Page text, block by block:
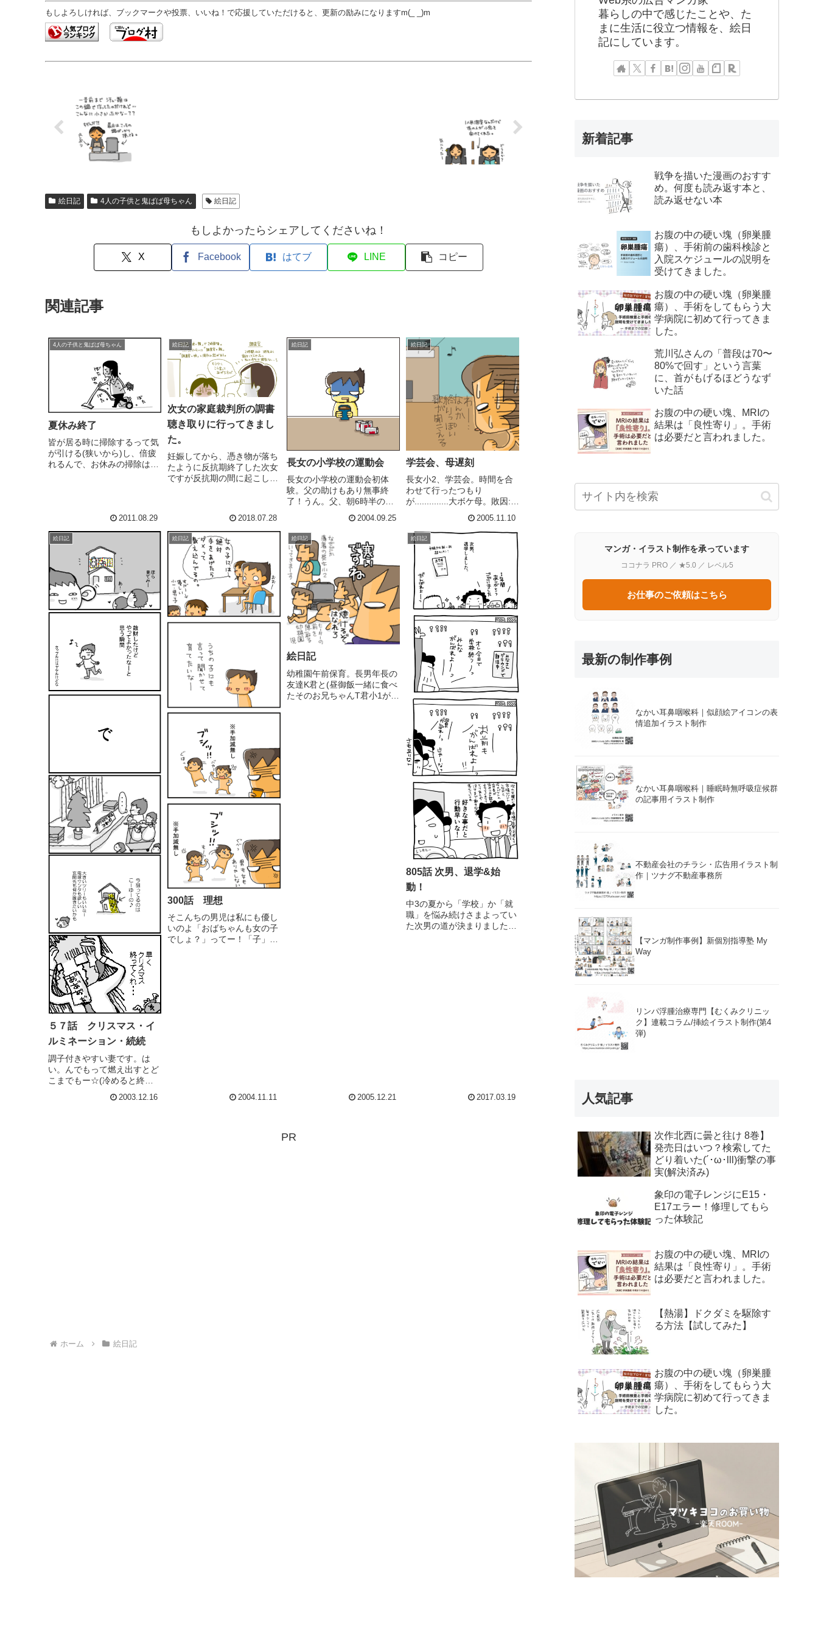
もしよろしければ、ブックマークや投票、いいね！で応援していただけると、更新の励みになりますm(_ _)m
絵日記 4人の子供と鬼ばば母ちゃん 絵日記
もしよかったらシェアしてくださいね！
X Facebook はてブ LINE コピー
関連記事
4人の子供と鬼ばば母ちゃん
夏休み終了
皆が居る時に掃除するって気
が引ける(狭いから)し、倍疲
れるんで、お休みの掃除はサ
2011.08.29
絵日記
次女の家庭裁判所の調書
聴き取りに行ってきまし
た。
妊娠してから、憑き物が落ち
たように反抗期終了した次女
ですが反抗期の間に起こした
同案件で家庭裁判所に行って
きました。次男の時に学びま
した。「親は(一緒に暮らし
ている...
2018.07.28
絵日記
長女の小学校の運動会
長女の小学校の運動会初体
験。父の助けもあり無事終
了！うん。父、朝6時半の電
車に乗ってきてくれたよ。実
家兵庫県。ウチ京都。ごめん
なさい。それからありがと
う。じーじに見てもらえて大
満足の長女。長女の白組も、
かけっこも、負けたのに負け
ず嫌い大魔王...
2004.09.25
絵日記
学芸会、母遅刻
長女小2、学芸会。時間を合
わせて行ったつもり
が..............大ボケ母。敗因:昨
晩、友達と飲んで、その後も
飲んで、風呂に入らず就寝→
朝風呂おかえりー「上手に出
来てた」つて友達パパママが
言ってたよー☆凄いねー声ち
ゃんと大きく出せて...
2005.11.10
絵日記
５７話 クリスマス・イ
ルミネーション・続続
調子付きやすい妻です。は
い。んでもって燃え出すとど
こまでもー☆(冷めると終わ
2003.12.16
絵日記
300話 理想
そこんちの男児は私にも優し
いのよ「おばちゃんも女の子
でしょ？」ってー！「子」じ
2004.11.11
絵日記
絵日記
幼稚園午前保育。長男年長の
友達K君と(昼御飯一緒に食べ
たそのお兄ちゃんT君小1が遊
2005.12.21
絵日記
805話 次男、退学&始
動！
中3の夏から「学校」か「就
職」を悩み続けさまよってい
た次男の道が決まりました。
2017.03.19
PR
ホーム 絵日記
暮らしの中で感じたことや、た
まに生活に役立つ情報を、絵日
記にしています。
新着記事
戦争を描いた漫画のおすす
め。何度も読み返す本と、
読み返せない本
お腹の中の硬い塊（卵巣腫
瘍）、手術前の歯科検診と
入院スケジュールの説明を
受けてきました。
お腹の中の硬い塊（卵巣腫
瘍）、手術をしてもらう大
学病院に初めて行ってきま
した。
荒川弘さんの「普段は70〜
80%で回す」という言葉
に、首がもげるほどうなず
いた話
お腹の中の硬い塊、MRIの
結果は「良性寄り」。手術
は必要だと言われました。
マンガ・イラスト制作を承っています
ココナラ PRO ／ ★5.0 ／ レベル5
お仕事のご依頼はこちら
最新の制作事例
なかい耳鼻咽喉科｜似顔絵アイコンの表
情追加イラスト制作
なかい耳鼻咽喉科｜睡眠時無呼吸症候群
の記事用イラスト制作
不動産会社のチラシ・広告用イラスト制
作｜ツナグ不動産事務所
【マンガ制作事例】新個別指導塾 My
Way
リンパ浮腫治療専門【むくみクリニッ
ク】連載コラム/挿絵イラスト制作(第4
弾)
人気記事
次作北西に曇と往け 8巻】
発売日はいつ？検索してた
どり着いた(´･ω･lll)衝撃の事
実(解決済み)
象印の電子レンジにE15・
E17エラー！修理してもら
った体験記
お腹の中の硬い塊、MRIの
結果は「良性寄り」。手術
は必要だと言われました。
【熱湯】ドクダミを駆除す
る方法【試してみた】
お腹の中の硬い塊（卵巣腫
瘍）、手術をしてもらう大
学病院に初めて行ってきま
した。